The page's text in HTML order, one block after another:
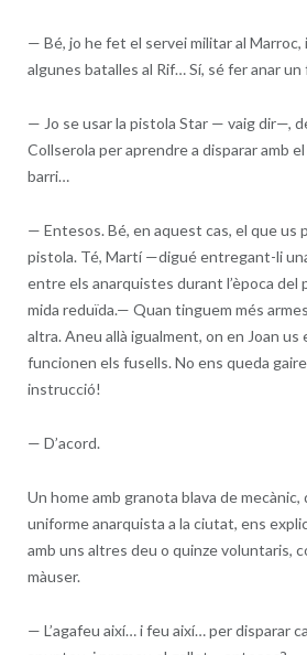
— Bé, jo he fet el servei militar al Marroc,
algunes batalles al Rif… Sí, sé fer anar
— Jo se usar la pistola Star — vaig dir—,
Collserola per aprendre a disparar amb
barri…
— Entesos. Bé, en aquest cas, el que us
pistola. Té, Martí —digué entregant-li
entre els anarquistes durant l’època del
mida reduïda.— Quan tinguem més
altra. Aneu allà igualment, on en Joan us
funcionen els fusells. No ens queda
instrucció!
— D’acord.
Un home amb granota blava de mecànic,
uniforme anarquista a la ciutat, ens
amb uns altres deu o quinze voluntaris,
màuser.
— L’agafeu així… i feu així… per disparar